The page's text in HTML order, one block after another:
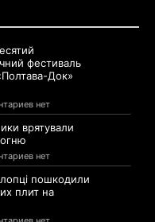
фестиваль
Док»
нет
врятували
нет
пошкодили
плит на